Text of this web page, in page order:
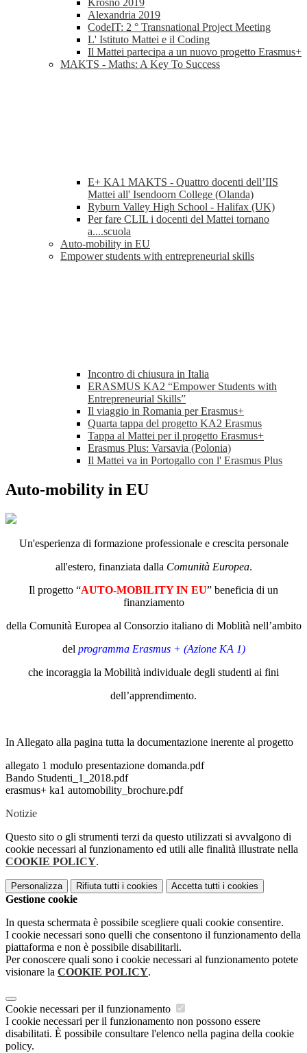
Krosno 2019
Alexandria 2019
CodeIT: 2 ° Transnational Project Meeting
L' Istituto Mattei e il Coding
Il Mattei partecipa a un nuovo progetto Erasmus+
MAKTS - Maths: A Key To Success
E+ KA1 MAKTS - Quattro docenti dell’IIS
Mattei all' Isendoorn College (Olanda)
Ryburn Valley High School - Halifax (UK)
Per fare CLIL i docenti del Mattei tornano
a....scuola
Auto-mobility in EU
Empower students with entrepreneurial skills
Incontro di chiusura in Italia
ERASMUS KA2 “Empower Students with
Entrepreneurial Skills”
Il viaggio in Romania per Erasmus+
Quarta tappa del progetto KA2 Erasmus
Tappa al Mattei per il progetto Erasmus+
Erasmus Plus: Varsavia (Polonia)
Il Mattei va in Portogallo con l' Erasmus Plus
Auto-mobility in EU
Un'esperienza di formazione professionale e crescita personale
all'estero, finanziata dalla Comunità Europea.
Il progetto “AUTO-MOBILITY IN EU” beneficia di un
finanziamento
della Comunità Europea al Consorzio italiano di Moblità nell’ambito
del programma Erasmus + (Azione KA 1)
che incoraggia la Mobilità individuale degli studenti ai fini
dell’apprendimento.
In Allegato alla pagina tutta la documentazione inerente al progetto
allegato 1 modulo presentazione domanda.pdf
Bando Studenti_1_2018.pdf
erasmus+ ka1 automobility_brochure.pdf
Notizie
Questo sito o gli strumenti terzi da questo utilizzati si avvalgono di
cookie necessari al funzionamento ed utili alle finalità illustrate nella
COOKIE POLICY.
Personalizza Rifiuta tutti i cookies Accetta tutti i cookies
Gestione cookie
In questa schermata è possibile scegliere quali cookie consentire.
I cookie necessari sono quelli che consentono il funzionamento della
piattaforma e non è possibile disabilitarli.
Per conoscere quali sono i cookie necessari al funzionamento potete
visionare la COOKIE POLICY.
Cookie necessari per il funzionamento
I cookie necessari per il funzionamento non possono essere
disabilitati. È possibile consultare l'elenco nella pagina della cookie
policy.